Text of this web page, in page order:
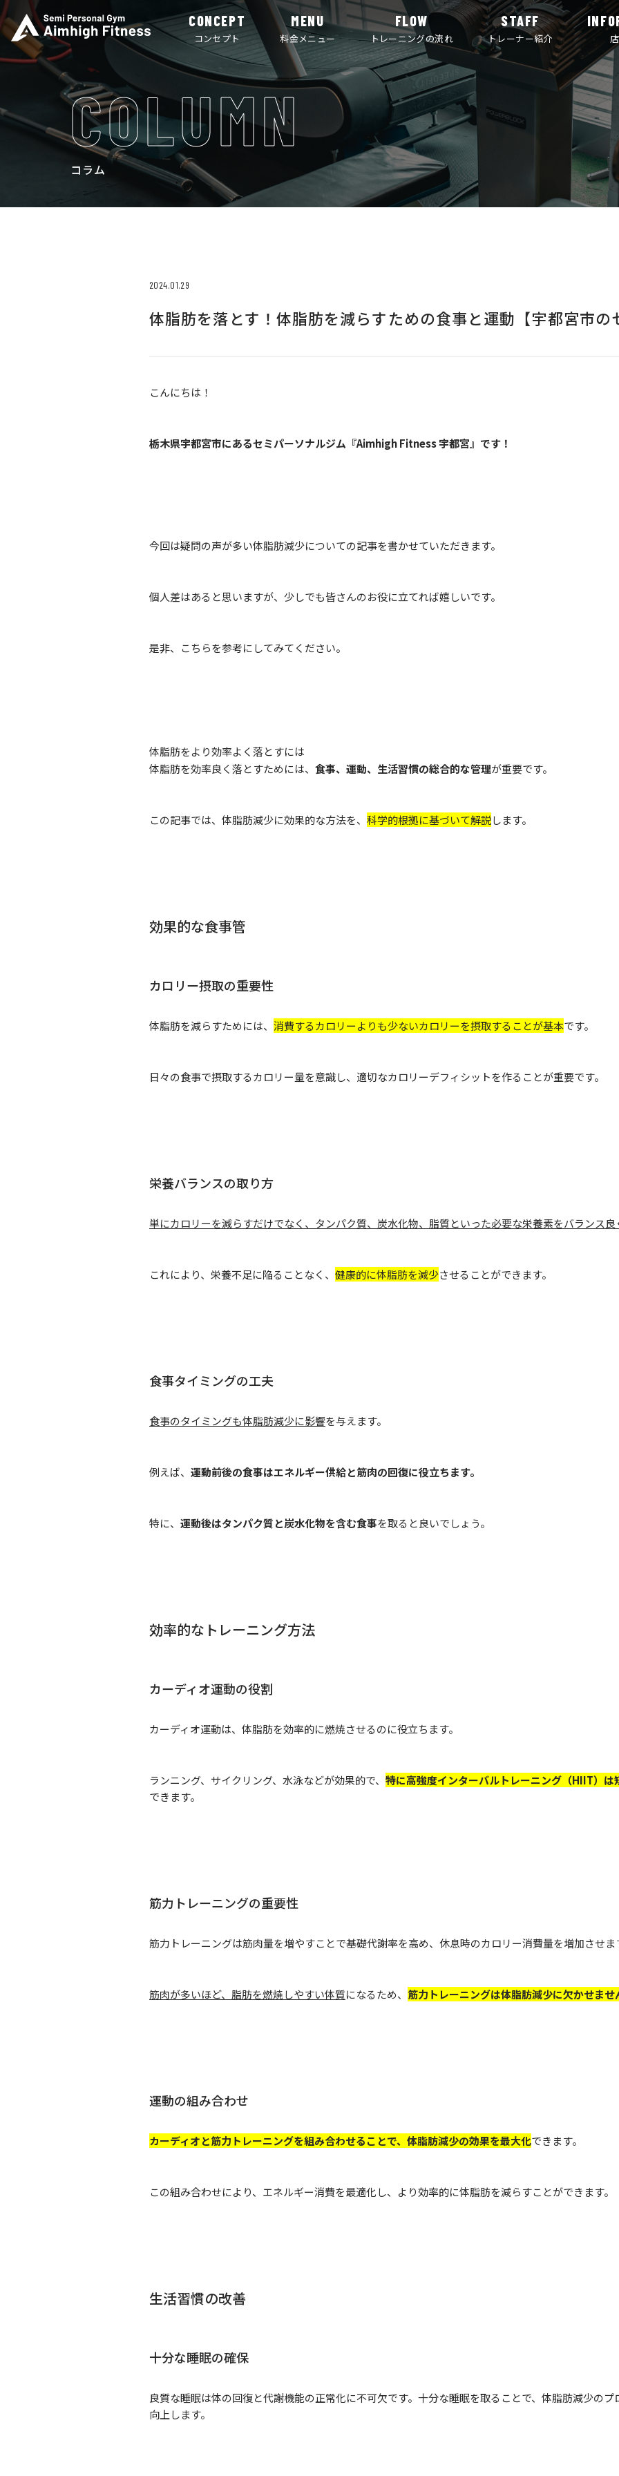
CONCEPT
コンセプト
MENU
料金メニュー
FLOW
トレーニングの流れ
STAFF
トレーナー紹介
COLUMN
コラム
2024.01.29
体脂肪を落とす！体脂肪を減らすための食事と運動【宇都宮市の
こんにちは！
栃木県宇都宮市にあるセミパーソナルジム『Aimhigh Fitness 宇都宮』です！
今回は疑問の声が多い体脂肪減少についての記事を書かせていただきます。
個人差はあると思いますが、少しでも皆さんのお役に立てれば嬉しいです。
是非、こちらを参考にしてみてください。
体脂肪をより効率よく落とすには
体脂肪を効率良く落とすためには、 食事、運動、生活習慣の総合的な管理が重要です。
この記事では、体脂肪減少に効果的な方法を、 科学的根拠に基づいて解説します。
効果的な食事管
カロリー摂取の重要性
体脂肪を減らすためには、 消費するカロリーよりも少ないカロリーを摂取することが基本です。
日々の食事で摂取するカロリー量を意識し、適切なカロリーデフィシットを作ることが重要です。
栄養バランスの取り方
単にカロリーを減らすだけでなく、タンパク質、炭水化物、脂質といった必要な栄養素をバランス良
これにより、栄養不足に陥ることなく、 健康的に体脂肪を減少させることができます。
食事タイミングの工夫
食事のタイミングも体脂肪減少に影響を与えます。
例えば、 運動前後の食事はエネルギー供給と筋肉の回復に役立ちます。
特に、 運動後はタンパク質と炭水化物を含む食事を取ると良いでしょう。
効率的なトレーニング方法
カーディオ運動の役割
カーディオ運動は、体脂肪を効率的に燃焼させるのに役立ちます。
ランニング、サイクリング、水泳などが効果的で、 特に高強度インターバルトレーニング（HIIT）
できます。
筋力トレーニングの重要性
筋力トレーニングは筋肉量を増やすことで基礎代謝率を高め、休息時のカロリー消費量を増加させま
筋肉が多いほど、脂肪を燃焼しやすい体質になるため、 筋力トレーニングは体脂肪減少に欠かせませ
運動の組み合わせ
カーディオと筋力トレーニングを組み合わせることで、体脂肪減少の効果を最大化できます。
この組み合わせにより、エネルギー消費を最適化し、より効率的に体脂肪を減らすことができます。
生活習慣の改善
十分な睡眠の確保
良質な睡眠は体の回復と代謝機能の正常化に不可欠です。十分な睡眠を取ることで、体脂肪減少の
向上します。